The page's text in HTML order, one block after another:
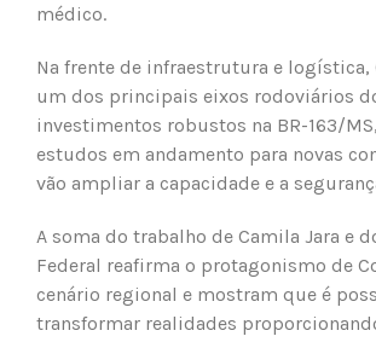
médico.
Na frente de infraestrutura e
um dos principais eixos rodoviários
investimentos robustos na BR-163/
estudos em andamento para novas
vão ampliar a capacidade e a
A soma do trabalho de Camila Jara e
Federal reafirma o protagonismo de
cenário regional e mostram que é
transformar realidades